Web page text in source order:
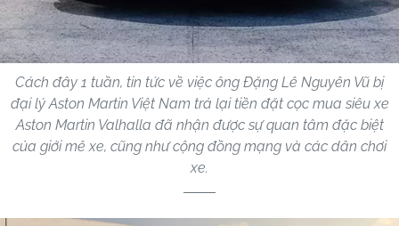
Cách đây 1 tuần, tin tức về việc ông Đặng Lê Nguyên Vũ bị
đại lý Aston Martin Việt Nam trả lại tiền đặt cọc mua siêu xe
Aston Martin Valhalla đã nhận được sự quan tâm đặc biệt
của giới mê xe, cũng như cộng đồng mạng và các dân chơi
xe.